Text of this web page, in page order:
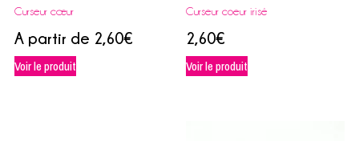
Curseur cœur
A partir de 2,60€
Voir le produit
Curseur coeur irisé
2,60€
Voir le produit